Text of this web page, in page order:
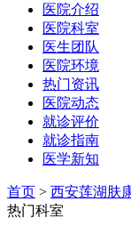
医院介绍
医院科室
医生团队
医院环境
热门资讯
医院动态
就诊评价
就诊指南
医学新知
首页 > 西安莲湖肤
热门科室